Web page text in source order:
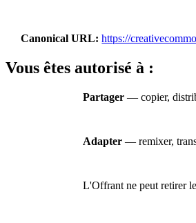
Canonical URL https://
Vous êtes autorisé à :
Partager — copier,
Adapter — remixer,
L'Offrant ne peut retirer